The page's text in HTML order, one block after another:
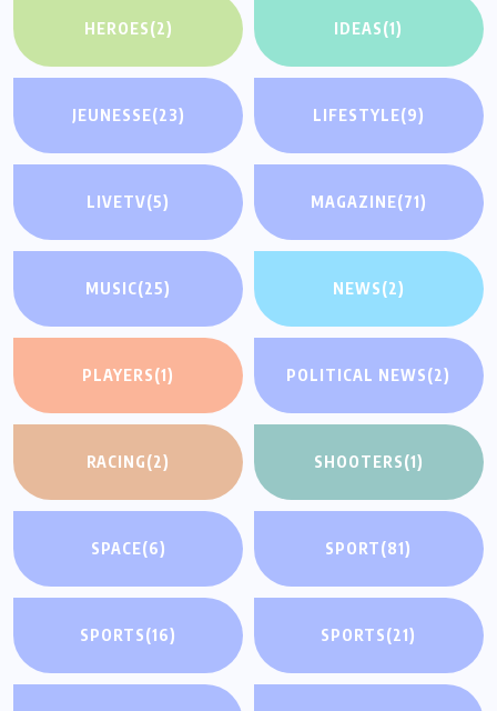
HEROES(2) IDEAS(1)
JEUNESSE(23) LIFESTYLE(9)
LIVETV(5) MAGAZINE(71)
MUSIC(25) NEWS(2)
PLAYERS(1) POLITICAL NEWS(2)
RACING(2) SHOOTERS(1)
SPACE(6) SPORT(81)
SPORTS(16) SPORTS(21)